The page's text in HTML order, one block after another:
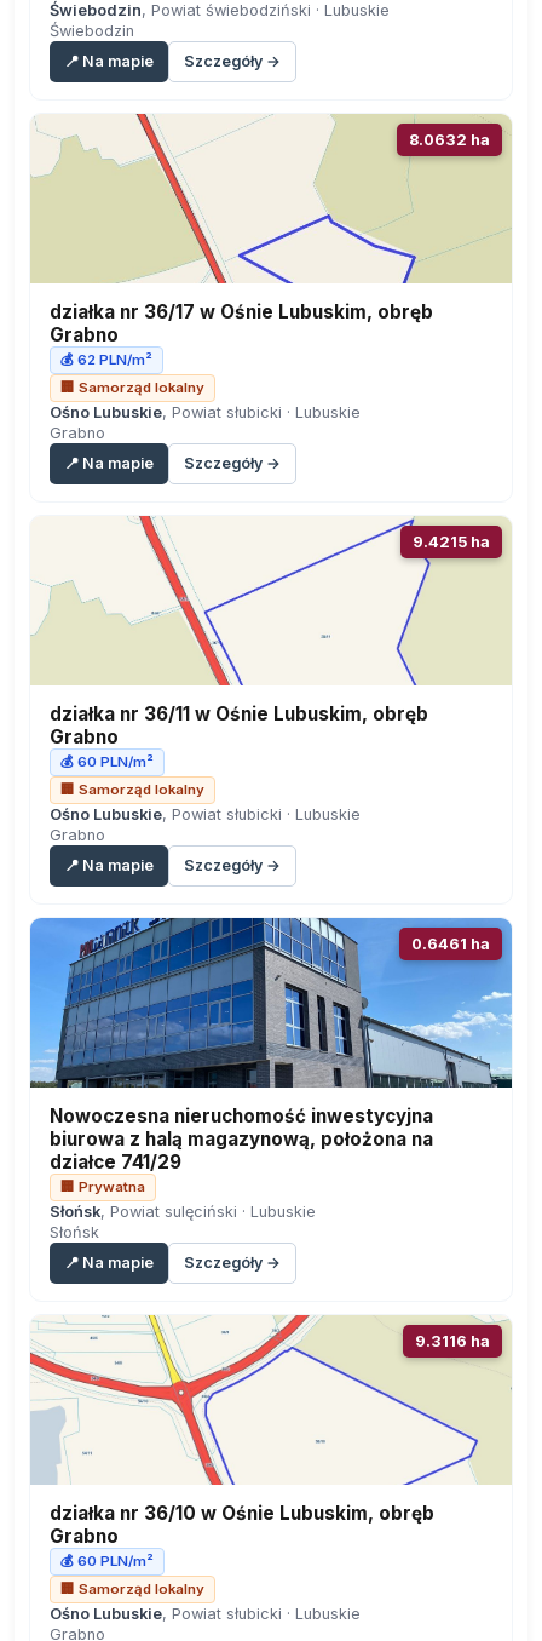
Świebodzin, Powiat świebodziński · Lubuskie
Świebodzin
📍 Na mapie
Szczegóły →
8.0632 ha
działka nr 36/17 w Ośnie Lubuskim, obręb
Grabno
💰 62 PLN/m²
🏢 Samorząd lokalny
Ośno Lubuskie, Powiat słubicki · Lubuskie
Grabno
📍 Na mapie
Szczegóły →
9.4215 ha
działka nr 36/11 w Ośnie Lubuskim, obręb
Grabno
💰 60 PLN/m²
🏢 Samorząd lokalny
Ośno Lubuskie, Powiat słubicki · Lubuskie
Grabno
📍 Na mapie
Szczegóły →
0.6461 ha
Nowoczesna nieruchomość inwestycyjna
biurowa z halą magazynową, położona na
działce 741/29
🏢 Prywatna
Słońsk, Powiat sulęciński · Lubuskie
Słońsk
📍 Na mapie
Szczegóły →
9.3116 ha
działka nr 36/10 w Ośnie Lubuskim, obręb
Grabno
💰 60 PLN/m²
🏢 Samorząd lokalny
Ośno Lubuskie, Powiat słubicki · Lubuskie
Grabno